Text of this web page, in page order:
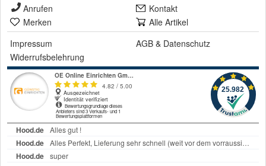
Anrufen
Kontakt
Merken
Alle Artikel
Impressum
AGB & Datenschutz
Widerrufsbelehrung